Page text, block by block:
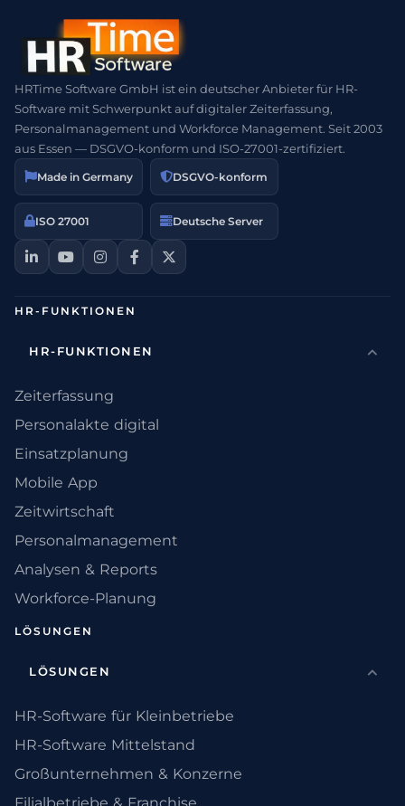
HRTime Software GmbH ist ein deutscher Anbieter für HR-
Software mit Schwerpunkt auf digitaler Zeiterfassung,
Personalmanagement und Workforce Management. Seit 2003
aus Essen — DSGVO-konform und ISO-27001-zertifiziert.
Made in Germany DSGVO-konform
ISO 27001 Deutsche Server
HR-FUNKTIONEN
HR-FUNKTIONEN
Zeiterfassung
Personalakte digital
Einsatzplanung
Mobile App
Zeitwirtschaft
Personalmanagement
Analysen & Reports
Workforce-Planung
LÖSUNGEN
LÖSUNGEN
HR-Software für Kleinbetriebe
HR-Software Mittelstand
Großunternehmen & Konzerne